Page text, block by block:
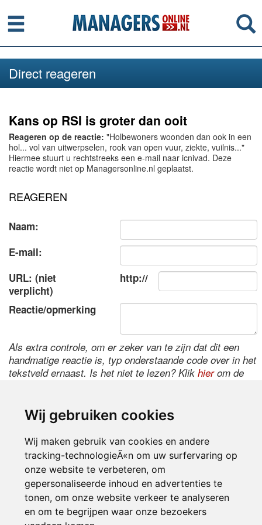
Wij gebruiken cookies
Wij maken gebruik van cookies en andere
tracking-technologieÃ«n om uw surfervaring op
onze website te verbeteren, om
gepersonaliseerde inhoud en advertenties te
tonen, om onze website verkeer te analyseren
en om te begrijpen waar onze bezoekers
Menu
Direct reageren
Kans op RSI is groter dan ooit
Reageren op de reactie: "Holbewoners woonden dan ook in een
hol... vol van uitwerpselen, rook van open vuur, ziekte, vuilnis..."
Hiermee stuurt u rechtstreeks een e-mail naar icnivad. Deze
reactie wordt niet op Managersonline.nl geplaatst.
REAGEREN
Naam:
E-mail:
URL: (niet
verplicht)
http://
Reactie/opmerking
Als extra controle, om er zeker van te zijn dat dit een
handmatige reactie is, typ onderstaande code over in het
tekstveld ernaast. Is het niet te lezen? Klik hierom de
Inloggen